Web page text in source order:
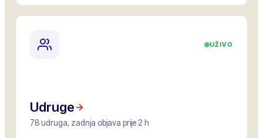
UŽIVO
Udruge
78 udruga, zadnja objava prije 2 h